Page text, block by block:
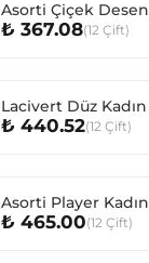
Asorti Çiçek
Çorabı
₺ 367.08(12 Çift)
Lacivert Düz
₺ 440.52(12 Çift)
Asorti
₺ 465.00(12 Çift)